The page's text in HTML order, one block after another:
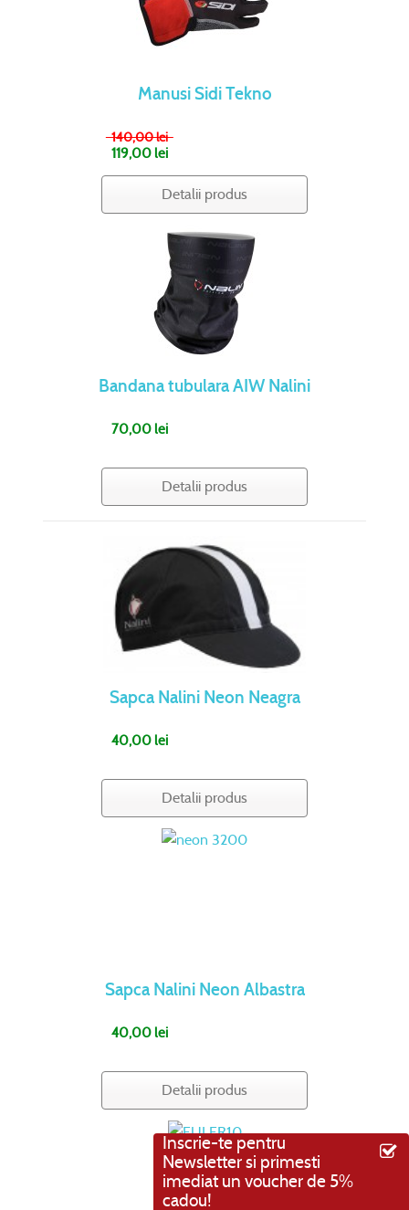
Inscrie-te pentru
Newsletter si primesti
imediat un voucher de 5%
cadou!
Manusi Sidi Tekno
140,00 lei
119,00 lei
Detalii produs
Bandana tubulara AIW Nalini
70,00 lei
Detalii produs
Sapca Nalini Neon Neagra
40,00 lei
Detalii produs
Sapca Nalini Neon Albastra
40,00 lei
Detalii produs